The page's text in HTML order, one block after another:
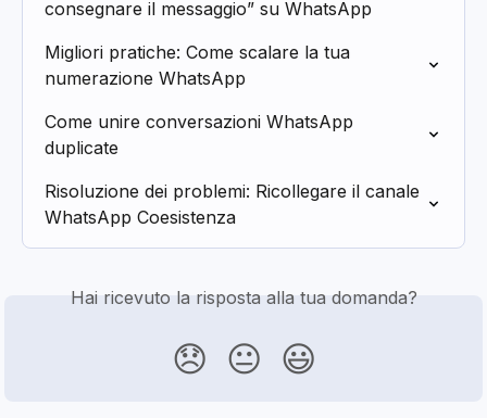
consegnare il messaggio” su WhatsApp
Migliori pratiche: Come scalare la tua
numerazione WhatsApp
Come unire conversazioni WhatsApp
duplicate
Risoluzione dei problemi: Ricollegare il canale
WhatsApp Coesistenza
Hai ricevuto la risposta alla tua domanda?
😞 😐 😃